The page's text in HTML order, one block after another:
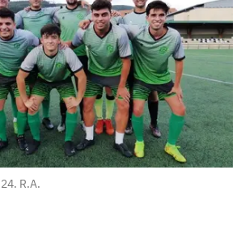
R.A.